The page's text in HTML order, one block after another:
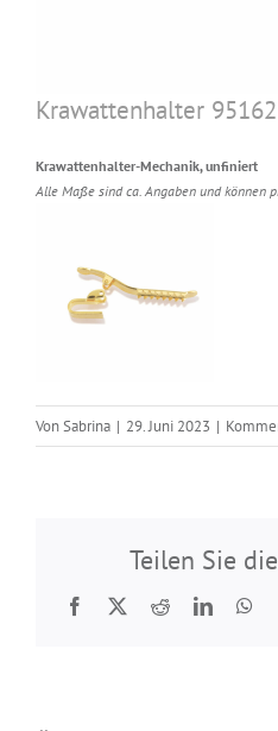
Krawattenhalter
Krawattenhalter-Mechanik, unfiniert
Alle Maße sind ca. Angaben und können
VonSabrina | 29. Juni 2023 |
Teilen Sie
Facebook
TwitterRedditLinkedIn